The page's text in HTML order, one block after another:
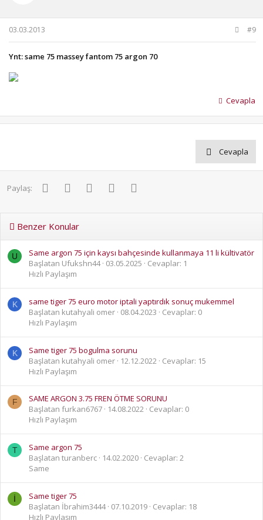
03.03.2013 #9
Ynt: same 75 massey fantom 75 argon 70
Cevapla
Cevapla
Paylaş: FacebookTwitter PinterestWhatsApp
Benzer Konular
U
Same argon 75 için kaysı bahçesinde kullanmaya 11 li kültivatör
Başlatan Ufukshn44 03.05.2025
Cevaplar: 1
Hızlı Paylaşım
K
same tiger 75 euro motor iptali yaptırdık sonuç mukemmel
Başlatan kutahyali omer 08.04.2023
Cevaplar: 0
Hızlı Paylaşım
K
Same tiger 75 bogulma sorunu
Başlatan kutahyali omer
12.12.2022
Cevaplar: 15
Hızlı Paylaşım
F
SAME ARGON 3.75 FREN ÖTME SORUNU
Başlatan furkan6767
14.08.2022 Cevaplar: 0
Hızlı Paylaşım
T
Same argon 75
Başlatan turanberc
14.02.2020 Cevaplar: 2
Same
İ
Same tiger 75
Başlatan İbrahim3444 07.10.2019 Cevaplar: 18
Hızlı Paylaşım